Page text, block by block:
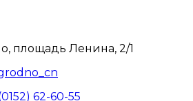
площадь Ленина, 2/1
62-60-55